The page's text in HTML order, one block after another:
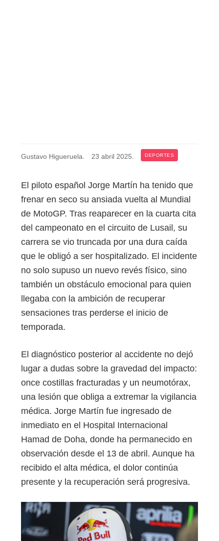
Gustavo Higueruela. 23 abril 2025. DEPORTES
El piloto español Jorge Martín ha tenido que
frenar en seco su ansiada vuelta al Mundial
de MotoGP. Tras reaparecer en la cuarta cita
del campeonato en el circuito de Lusail, su
carrera se vio truncada por una dura caída
que le obligó a ser hospitalizado. El incidente
no solo supuso un nuevo revés físico, sino
también un obstáculo emocional para quien
llegaba con la ambición de recuperar
sensaciones tras perderse el inicio de
temporada.
El diagnóstico posterior al accidente no dejó
lugar a dudas sobre la gravedad del impacto:
once costillas fracturadas y un neumotórax,
una lesión que obliga a extremar la vigilancia
médica. Jorge Martín fue ingresado de
inmediato en el Hospital Internacional
Hamad de Doha, donde ha permanecido en
observación desde el 13 de abril. Aunque ha
recibido el alta médica, el dolor continúa
presente y la recuperación será progresiva.